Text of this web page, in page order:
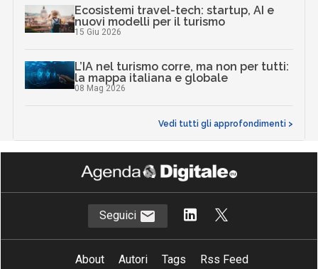
Ecosistemi travel-tech: startup, AI e
nuovi modelli per il turismo
15 Giu 2026
L’IA nel turismo corre, ma non per tutti:
la mappa italiana e globale
08 Mag 2026
Vedi tutti gli approfondimenti >
Seguici
About Autori Tags
Rss Feed